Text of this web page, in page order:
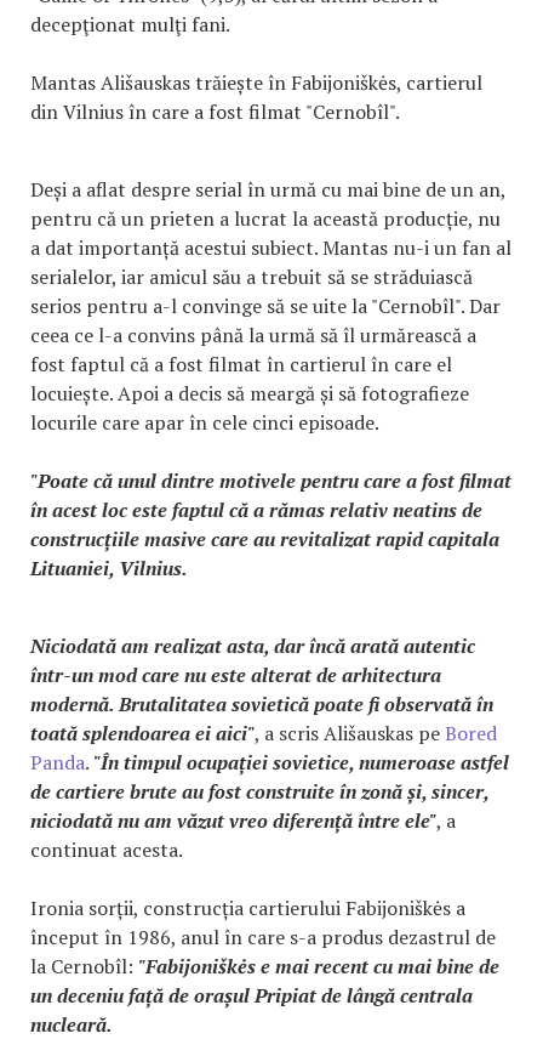
decepţionat mulţi fani.
Mantas Ališauskas trăiește în Fabijoniškės, cartierul
din Vilnius în care a fost filmat "Cernobîl".
Deși a aflat despre serial în urmă cu mai bine de un an,
pentru că un prieten a lucrat la această producție, nu
a dat importanță acestui subiect. Mantas nu-i un fan al
serialelor, iar amicul său a trebuit să se străduiască
serios pentru a-l convinge să se uite la "Cernobîl". Dar
ceea ce l-a convins până la urmă să îl urmărească a
fost faptul că a fost filmat în cartierul în care el
locuiește. Apoi a decis să meargă și să fotografieze
locurile care apar în cele cinci episoade.
"Poate că unul dintre motivele pentru care a fost filmat
în acest loc este faptul că a rămas relativ neatins de
construcțiile masive care au revitalizat rapid capitala
Lituaniei, Vilnius.
Niciodată am realizat asta, dar încă arată autentic
într-un mod care nu este alterat de arhitectura
modernă. Brutalitatea sovietică poate fi observată în
toată splendoarea ei aici", a scris Ališauskas peBored
Panda. "În timpul ocupației sovietice, numeroase astfel
de cartiere brute au fost construite în zonă și, sincer,
niciodată nu am văzut vreo diferență între ele", a
continuat acesta.
Ironia sorții, construcția cartierului Fabijoniškės a
început în 1986, anul în care s-a produs dezastrul de
la Cernobîl: "Fabijoniškės e mai recent cu mai bine de
un deceniu față de orașul Pripiat de lângă centrala
nucleară.